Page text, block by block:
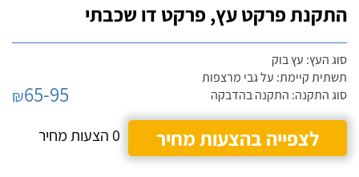
התקנת פרקט עץ, פרקט דו שכבתי
סוג העץ: עץ בוק
תשתית קיימת: על גבי מרצפות
סוג התקנה: התקנה בהדבקה
₪65-95
לצפייה בהצעות מחיר
0 הצעות מחיר